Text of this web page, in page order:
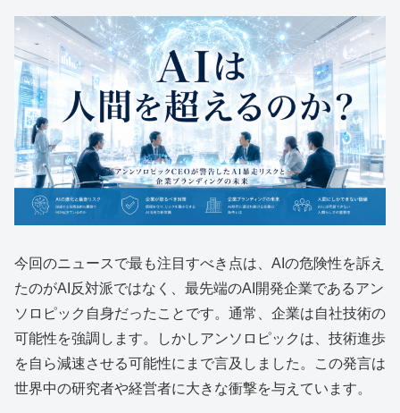
今回のニュースで最も注目すべき点は、AIの危険性を訴え
たのがAI反対派ではなく、最先端のAI開発企業であるアン
ソロピック自身だったことです。通常、企業は自社技術の
可能性を強調します。しかしアンソロピックは、技術進歩
を自ら減速させる可能性にまで言及しました。この発言は
世界中の研究者や経営者に大きな衝撃を与えています。